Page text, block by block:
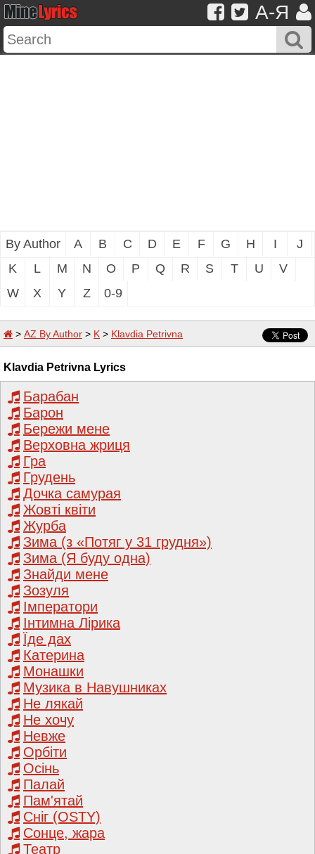
A-Я
By Author A B C D E F G H I
J
K
L M N O P Q R S T U
V
W
X Y Z 0-9
> AZ By Author > K > Klavdia Petrivna
Klavdia Petrivna Lyrics
Барабан
Барон
Бережи мене
Верховна жриця
Гра
Грудень
Дочка самурая
Жовті квіти
Журба
Зима (з «Потяг у 31 грудня»)
Зима (Я буду одна)
Знайди мене
Зозуля
Імператори
Інтимна Лірика
Їде дах
Катерина
Монашки
Музика в Навушниках
Не лякай
Не хочу
Невже
Орбіти
Осінь
Палай
Пам'ятай
Сніг (OSTY)
Сонце, жара
Театр